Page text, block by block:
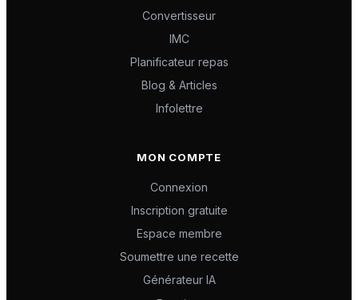
Convertisseur
IMC
Planificateur repas
Blog & Articles
Infolettre
MON COMPTE
Connexion
Inscription gratuite
Espace membre
Soumettre une recette
Générateur IA